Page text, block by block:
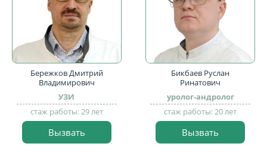
Бережков Дмитрий
Владимирович
УЗИ
стаж работы: 29 лет
Вызвать
Бикбаев Руслан
Ринатович
уролог-андролог
стаж работы: 20 лет
Вызвать